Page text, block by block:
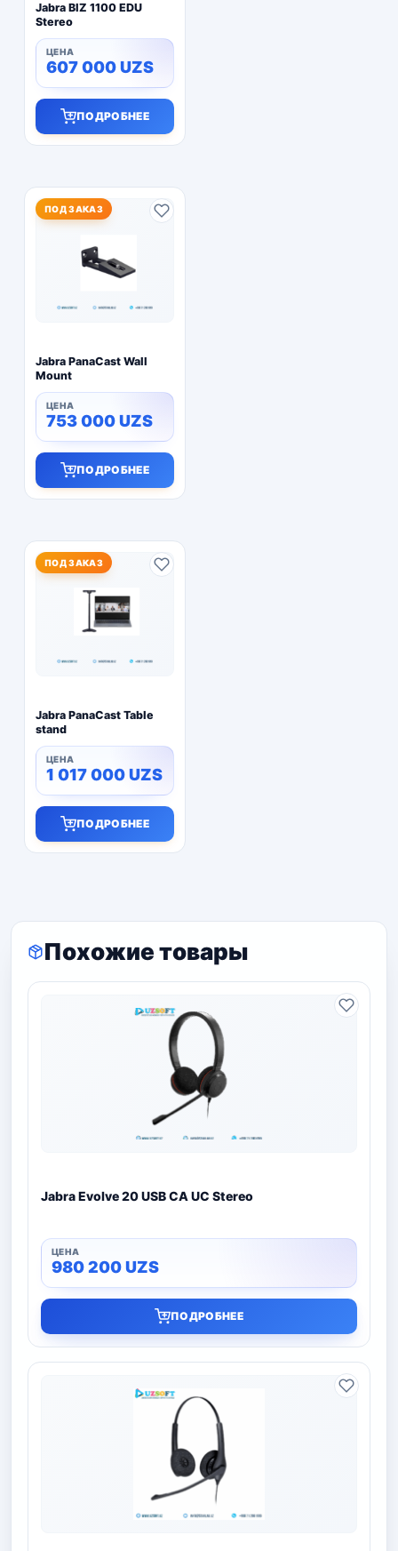
Jabra BIZ 1100 EDU
Stereo
607 000UZS
ПОДРОБНЕЕ
ПОД ЗАКАЗ
Jabra PanaCast Wall
Mount
753 000UZS
ПОДРОБНЕЕ
ПОД ЗАКАЗ
Jabra PanaCast Table
stand
1 017 000UZS
ПОДРОБНЕЕ
Похожие товары
Jabra Evolve 20 USB CA UC Stereo
980 200UZS
ПОДРОБНЕЕ